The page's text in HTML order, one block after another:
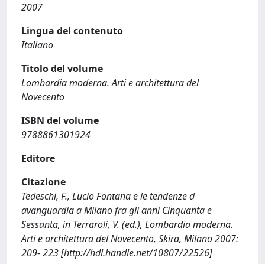
2007
Lingua del contenuto
Italiano
Titolo del volume
Lombardia moderna. Arti e architettura del
Novecento
ISBN del volume
9788861301924
Editore
Citazione
Tedeschi, F., Lucio Fontana e le tendenze d
avanguardia a Milano fra gli anni Cinquanta e
Sessanta, in Terraroli, V. (ed.), Lombardia moderna.
Arti e architettura del Novecento, Skira, Milano 2007:
209- 223 [http://hdl.handle.net/10807/22526]